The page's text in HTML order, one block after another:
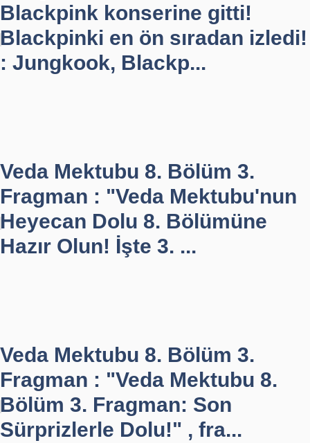
Blackpink konserine gitti!
Blackpinki en ön sıradan izledi!
: Jungkook, Blackp...
Veda Mektubu 8. Bölüm 3.
Fragman : "Veda Mektubu'nun
Heyecan Dolu 8. Bölümüne
Hazır Olun! İşte 3. ...
Veda Mektubu 8. Bölüm 3.
Fragman : "Veda Mektubu 8.
Bölüm 3. Fragman: Son
Sürprizlerle Dolu!" , fra...